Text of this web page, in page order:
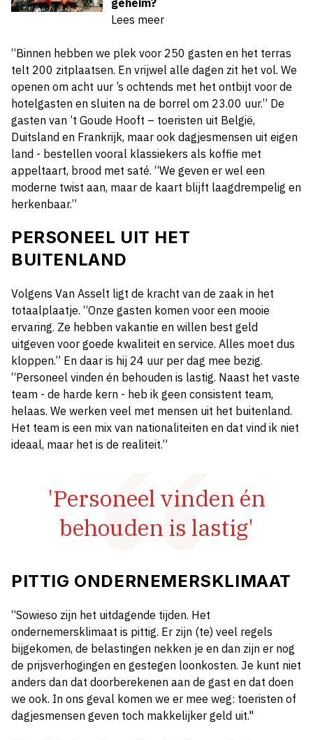
Lees meer
“Binnen hebben we plek voor 250 gasten en het terras
telt 200 zitplaatsen. En vrijwel alle dagen zit het vol. We
openen om acht uur ’s ochtends met het ontbijt voor de
hotelgasten en sluiten na de borrel om 23.00 uur.” De
gasten van ’t Goude Hooft – toeristen uit België,
Duitsland en Frankrijk, maar ook dagjesmensen uit eigen
land - bestellen vooral klassiekers als koffie met
appeltaart, brood met saté. “We geven er wel een
moderne twist aan, maar de kaart blijft laagdrempelig en
herkenbaar.”
PERSONEEL UIT HET
BUITENLAND
Volgens Van Asselt ligt de kracht van de zaak in het
totaalplaatje. “Onze gasten komen voor een mooie
ervaring. Ze hebben vakantie en willen best geld
uitgeven voor goede kwaliteit en service. Alles moet dus
kloppen.” En daar is hij 24 uur per dag mee bezig.
“Personeel vinden én behouden is lastig. Naast het vaste
team - de harde kern - heb ik geen consistent team,
helaas. We werken veel met mensen uit het buitenland.
Het team is een mix van nationaliteiten en dat vind ik niet
ideaal, maar het is de realiteit.”
'Personeel vinden én
behouden is lastig'
PITTIG ONDERNEMERSKLIMAAT
“Sowieso zijn het uitdagende tijden. Het
ondernemersklimaat is pittig. Er zijn (te) veel regels
bijgekomen, de belastingen nekken je en dan zijn er nog
de prijsverhogingen en gestegen loonkosten. Je kunt niet
anders dan dat doorberekenen aan de gast en dat doen
we ook. In ons geval komen we er mee weg: toeristen of
dagjesmensen geven toch makkelijker geld uit."